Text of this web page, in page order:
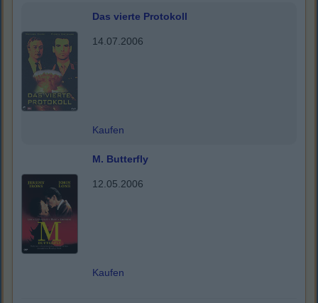
Das vierte Protokoll
14.07.2006
Kaufen
M. Butterfly
12.05.2006
Kaufen